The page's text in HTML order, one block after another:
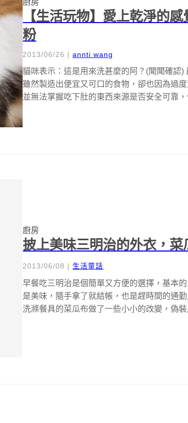
【生活玩物】愛上乾淨的
粉
2013/06/26 |annti wang
貓咪表示：這是用來洗甚麼的阿？(聞聞確認
雖然製造出便宜又可口的食物，卻也因為過
並無法掌握吃下肚的東西來源是否安全可靠
廚房
披上美味三明治的外衣，菜
2013/06/08 | 生活童話
早餐吃三明治是個簡單又方便的選擇，基本
是美味，隨手拿了就結帳，也是趕時間的通
洗滌餐具的菜瓜布做了一些小小的改變，偽